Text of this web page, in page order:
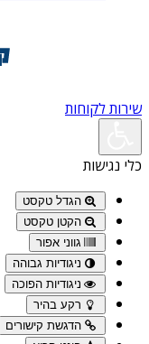
שירות לקוחות
כלי נגישות
הגדל טקסט
הקטן טקסט
גווני אפור
ניגודיות גבוהה
ניגודיות הפוכה
רקע בהיר
הדגשת קישורים